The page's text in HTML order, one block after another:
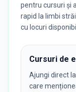
pentru cursuri și
rapid la limbi
cu locuri
Cursuri de
Ajungi direct
care